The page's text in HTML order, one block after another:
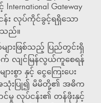
Gateway
ငန်း လုပ်ကိုင်ခွင့်ရရှိသော
သည်။
ျားဖြစ်သည့် ပြည်တွင်းရှိ
လျင်မြန်လွယ်ကူစေရန်
းစွာ နှင့် ငွေကြေးပေး
အသုံးပြု၍ မိမိတို့၏ အဓိက
င်မှု လုပ်ငန်း၏ တန်ဖိုးနှင့်